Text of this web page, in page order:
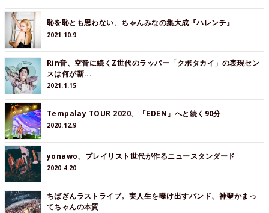
恥を恥とも思わない、ちゃんみなの集大成『ハレンチ』
2021.10.9
Rin音、空音に続くZ世代のラッパー「クボタカイ」の表現セン
スは何が新...
2021.1.15
Tempalay TOUR 2020、「EDEN」へと続く90分
2020.12.9
yonawo、プレイリスト世代が作るニュースタンダード
2020.4.20
ちばぎんラストライブ。実人生を曝け出すバンド、神聖かまっ
てちゃんの本質